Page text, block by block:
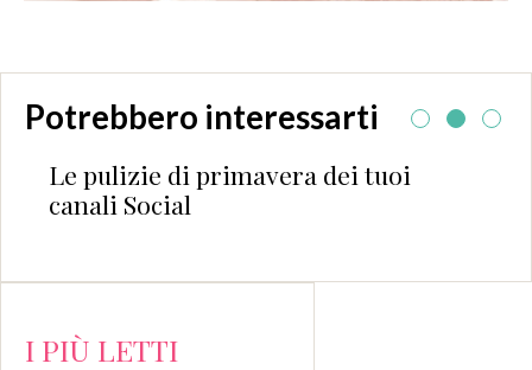
Potrebbero interessarti
Le pulizie di primavera dei tuoi
canali Social
I PIÙ LETTI